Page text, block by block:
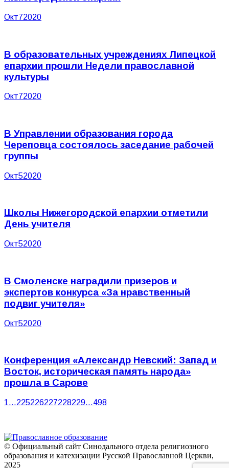
Окт72020
В образовательных учреждениях Липецкой
епархии прошли Недели православной
культуры
Окт72020
В Управлении образования города
Череповца состоялось заседание рабочей
группы
Окт52020
Школы Нижегородской епархии отметили
День учителя
Окт52020
В Смоленске наградили призеров и
экспертов конкурса «За нравственный
подвиг учителя»
Окт52020
Конференция «Александр Невский: Запад и
Восток, историческая память народа»
прошла в Сарове
1…225226227228229…498
© Официальный сайт Синодального отдела религиозного
образования и катехизации Русской Православной Церкви,
2025